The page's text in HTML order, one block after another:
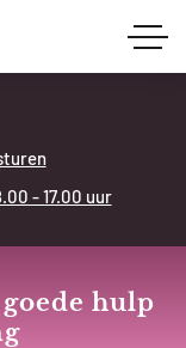
- 17.00 uur
hulp